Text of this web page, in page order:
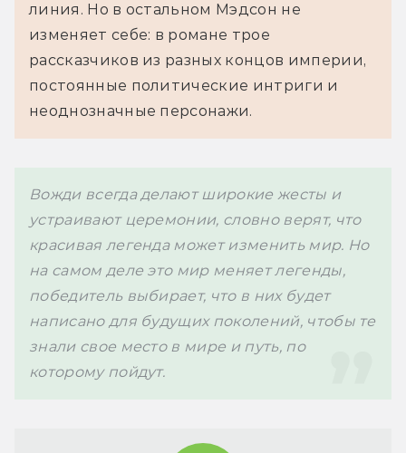
линия. Но в остальном Мэдсон не
изменяет себе: в романе трое
рассказчиков из разных концов империи,
постоянные политические интриги и
неоднозначные персонажи.
Вожди всегда делают широкие жесты и
устраивают церемонии, словно верят, что
красивая легенда может изменить мир. Но
на самом деле это мир меняет легенды,
победитель выбирает, что в них будет
написано для будущих поколений, чтобы те
знали свое место в мире и путь, по
которому пойдут.